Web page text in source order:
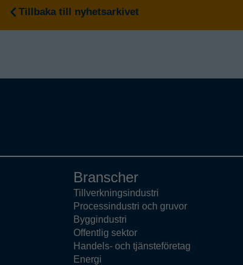
Tillbaka till nyhetsarkivet
Branscher
Tillverkningsindustri
Processindustri och gruvor
Byggindustri
Offentlig sektor
Handels- och tjänsteföretag
Energi